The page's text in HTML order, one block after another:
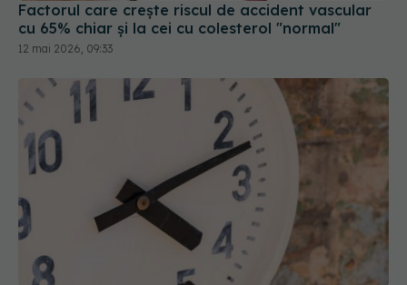
Factorul care crește riscul de accident vascular
cu 65% chiar și la cei cu colesterol "normal"
12 mai 2026, 09:33